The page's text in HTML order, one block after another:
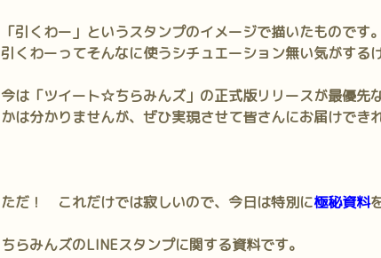
「引くわー」というスタンプのイメージで描いたものです。
引くわーってそんなに使うシチュエーション無い気がするけ
今は「ツイート☆ちらみんズ」の正式版リリースが最優先
かは分かりませんが、ぜひ実現させて皆さんにお届けでき
ただ！ これだけでは寂しいので、今日は特別に極秘資料
ちらみんズのLINEスタンプに関する資料です。